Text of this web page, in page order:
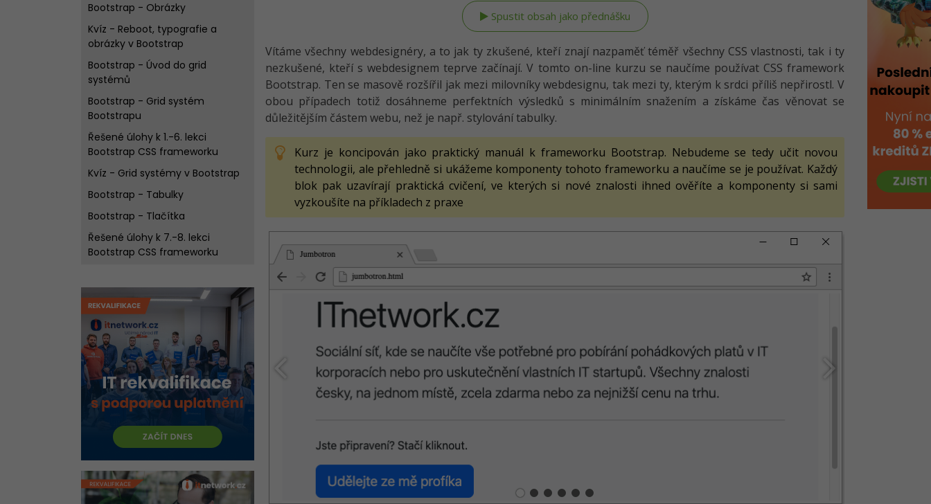
Bootstrap - Obrázky
Kvíz - Reboot, typografie a
obrázky v Bootstrap
Bootstrap - Úvod do grid
systémů
Bootstrap - Grid systém
Bootstrapu
Řešené úlohy k 1.-6. lekci
Bootstrap CSS frameworku
Kvíz - Grid systémy v Bootstrap
Bootstrap - Tabulky
Bootstrap - Tlačítka
Řešené úlohy k 7.-8. lekci
Bootstrap CSS frameworku
Bootstrap
Bootstrap - Formuláře
Bootstrap - Další možnosti
formulářů
Řešené úlohy k 9.-10. lekci
Bootstrap CSS frameworku
Kvíz - Formuláře v Bootstrap
Bootstrap - Jumbotron a
badges
Bootstrap - List groups
Řešené úlohy k 11.-12. lekci
Bootstrap CSS frameworku
Vítáme všechny webdesignéry, a to jak ty zkušené, kteří znají nazpaměť téměř všechny CSS vlastnosti, tak i ty
nezkušené, kteří s webdesignem teprve začínají. V tomto on-line kurzu se naučíme používat CSS framework
Bootstrap. Ten se masově rozšířil jak mezi milovníky webdesignu, tak mezi ty, kterým k srdci příliš nepřirostl. V
obou případech totiž dosáhneme perfektních výsledků s minimálním snažením a získáme čas věnovat se
důležitějším částem webu, než je např. stylování tabulky.
Kurz je koncipován jako praktický manuál k frameworku Bootstrap. Nebudeme se tedy učit novou
technologii, ale přehledně si ukážeme komponenty tohoto frameworku a naučíme se je používat. Každý
blok pak uzavírají praktická cvičení, ve kterých si nové znalosti ihned ověříte a komponenty si sami
vyzkoušíte na příkladech z praxe